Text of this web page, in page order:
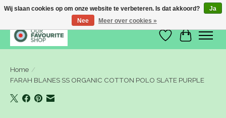
Verlanglijst
Home /
FARAH BLANES SS ORGANIC COTTON POLO SLATE PURPLE
Wij slaan cookies op om onze website te verbeteren. Is dat akkoord?
Ja
Nee
Meer over cookies »